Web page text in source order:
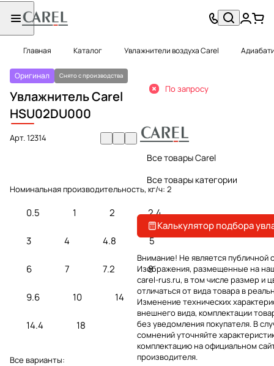
Главная Каталог Увлажнители воздуха Carel
Оригинал Снято с производства
Увлажнитель Carel
HSU02DU000
Арт.12314
Номинальная производительность, кг/ч: 2
0.5 1 2 2.4
3 4 4.8 5
6 7 7.2 8
9.6 10 14
14.4 18
Все варианты:
По запросу
Все товары Carel
Все товары категории
Калькулятор подбора
Внимание! Не является публичной
Изображения, размещенные на
carel-rus.ru, в том числе размер и
отличаться от вида товара в
Изменение технических
внешнего вида, комплектации
без уведомления покупателя. В
сомнений уточняйте
комплектацию на официальном
производителя.